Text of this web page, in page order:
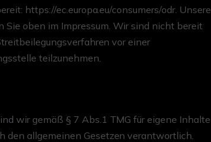
https://ec.europa.eu/consumers/odr. Unsere
Sie oben im Impressum. Wir sind nicht bereit
vor einer
teilzunehmen.
wir gemäß § 7 Abs.1 TMG für eigene Inhalte
den allgemeinen Gesetzen verantwortlich.